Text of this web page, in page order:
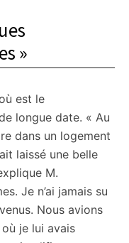
»
est le
longue date. « Au
dans un logement
laissé une belle
M.
Je n’ai jamais su
Nous avions
je lui avais